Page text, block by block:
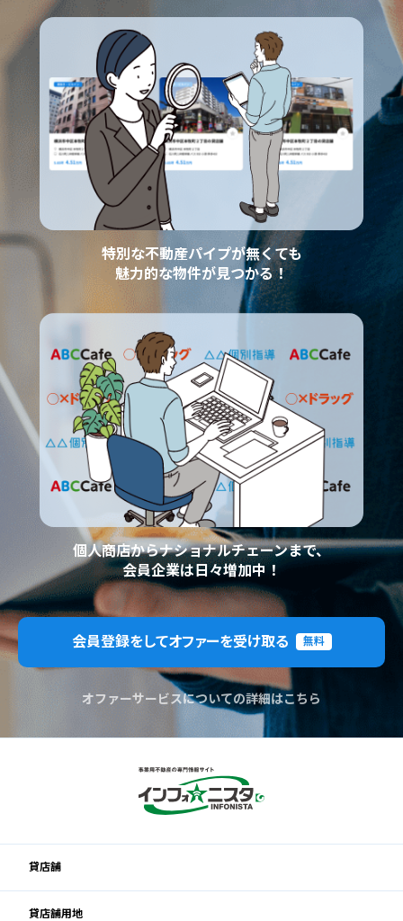
特別な不動産パイプが無くても
魅力的な物件が見つかる！
個人商店からナショナルチェーンまで、
会員企業は日々増加中！
会員登録をしてオファーを受け取る 無料
オファーサービスについての詳細はこちら
貸店舗
貸店舗用地